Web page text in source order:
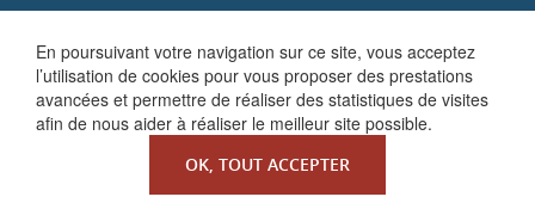
En poursuivant votre navigation sur ce site, vous acceptez
l’utilisation de cookies pour vous proposer des prestations
avancées et permettre de réaliser des statistiques de visites
afin de nous aider à réaliser le meilleur site possible.
OK, TOUT ACCEPTER